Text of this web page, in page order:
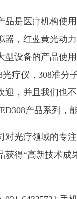
品是医疗机构使
器，红蓝黄光动
型设备的产品使
光疗仪，308准
迎，并且我们也
产品系列，
对光疗领域的专
获得“高新技术成